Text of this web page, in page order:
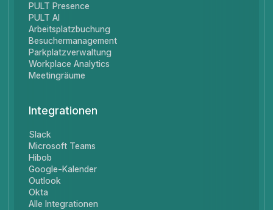
PULT Presence
PULT AI
Arbeitsplatzbuchung
Besuchermanagement
Parkplatzverwaltung
Workplace Analytics
Meetingräume
Integrationen
Slack
Microsoft Teams
Hibob
Google-Kalender
Outlook
Okta
Alle Integrationen